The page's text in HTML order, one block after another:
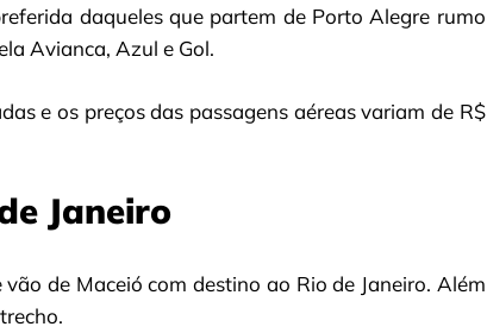
daqueles que partem de Porto Alegre rumo
Avianca, Azul e Gol.
e os preços das passagens aéreas variam de R$
Janeiro
de Maceió com destino ao Rio de Janeiro. Além